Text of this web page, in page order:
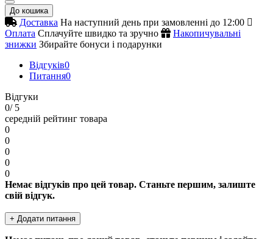
До кошика
Доставка На наступний день при замовленні до 12:00
Оплата Сплачуйте швидко та зручно
Накопичувальні
знижки Збирайте бонуси і подарунки
Відгуків0
Питання0
Відгуки
0/ 5
середній рейтинг товара
0
0
0
0
0
Немає відгуків про цей товар. Станьте першим, залиште
свій відгук.
+ Додати питання